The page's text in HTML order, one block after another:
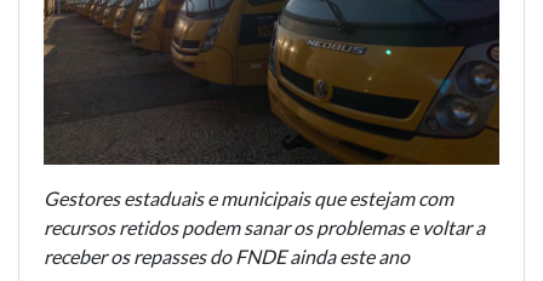
Gestores estaduais e municipais que estejam com
recursos retidos podem sanar os problemas e voltar a
receber os repasses do FNDE ainda este ano